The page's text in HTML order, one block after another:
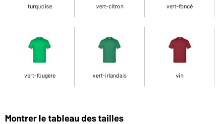
turquoise vert-citron vert-foncé
vert-fougère vert-irlandais vin
Montrer le tableau des tailles